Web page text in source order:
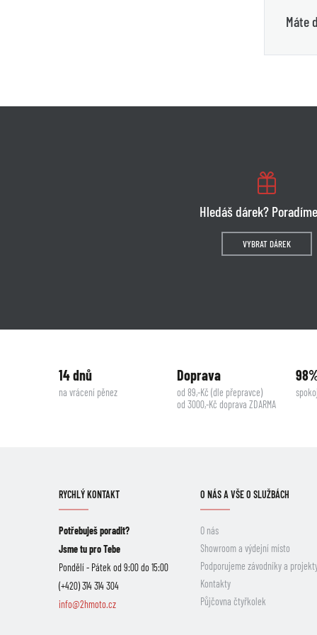
Máte
Hledáš dárek?
VYBRAT DÁREK
14 dnů
na vrácení pěnez
Doprava
od 89,-Kč (dle přepravce)
od 3000,-Kč doprava ZDARMA
RYCHLÝ KONTAKT
Potřebuješ poradit?
Jsme tu pro Tebe
Pondělí - Pátek od 9:00 do 15:00
(+420) 314 314 304
info@2hmoto.cz
O NÁS A VŠE O SLUŽBÁCH
O nás
Showroom a výdejní místo
Podporujeme závodníky a
Kontakty
Půjčovna čtyřkolek